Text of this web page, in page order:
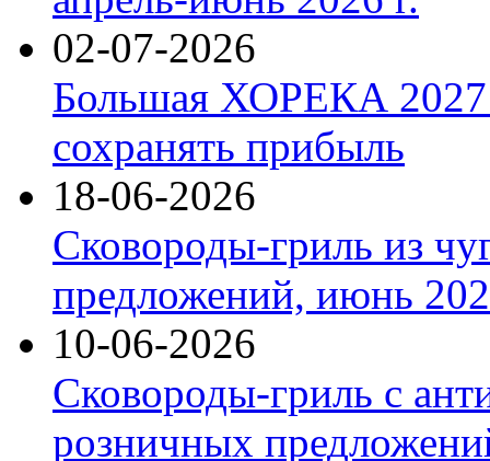
02-07-2026
Большая ХОРЕКА 2027:
сохранять прибыль
18-06-2026
Сковороды-гриль из
предложений, июнь
10-06-2026
Сковороды-гриль с
розничных